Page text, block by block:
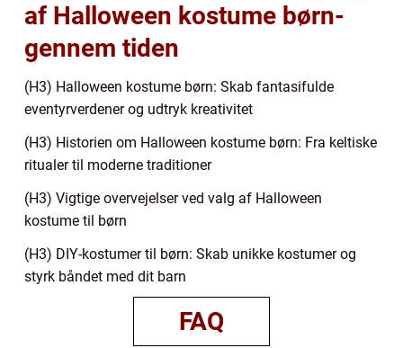
af Halloween kostume børn-
gennem tiden
(H3) Halloween kostume børn: Skab fantasifulde
eventyrverdener og udtryk kreativitet
(H3) Historien om Halloween kostume børn: Fra keltiske
ritualer til moderne traditioner
(H3) Vigtige overvejelser ved valg af Halloween
kostume til børn
(H3) DIY-kostumer til børn: Skab unikke kostumer og
styrk båndet med dit barn
FAQ